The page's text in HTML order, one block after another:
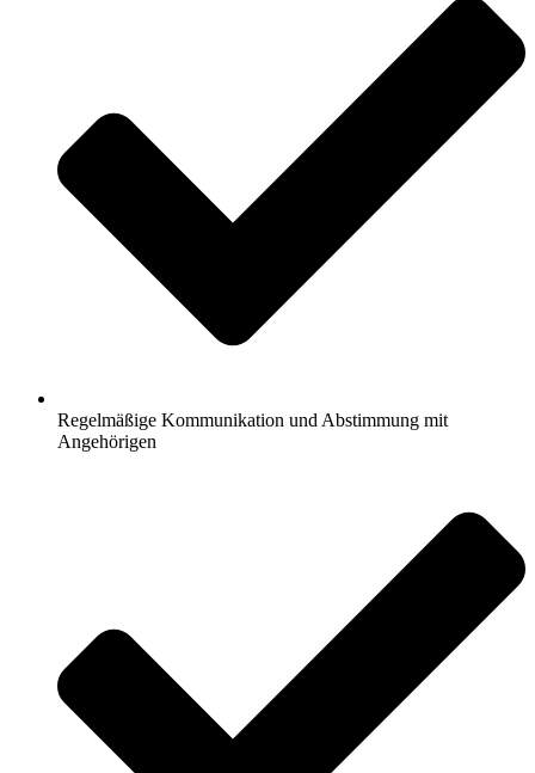
Regelmäßige Kommunikation und Abstimmung mit
Angehörigen